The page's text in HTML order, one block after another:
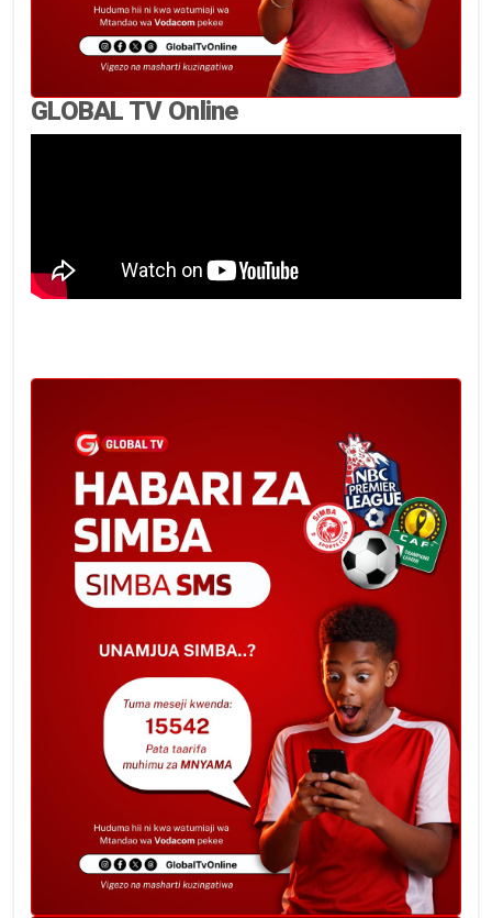
GLOBAL TV Online